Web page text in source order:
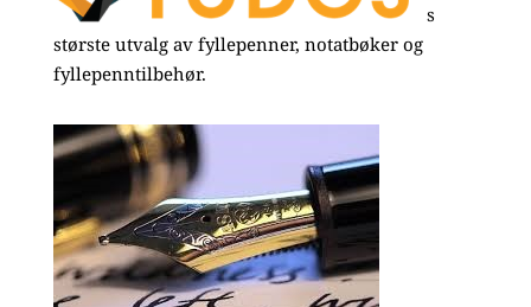
s
største utvalg av fyllepenner, notatbøker og
fyllepenntilbehør.